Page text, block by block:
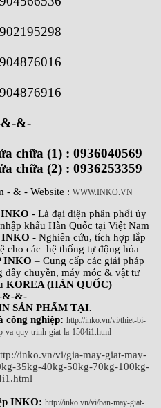
&-
chữa (1) : 0936040569
chữa (2) : 0936253359
- & - Website : WWW.INKO.VN
- Là đại diện phân phối ủy
khẩu Hàn Quốc tại Việt Nam
INKO - Nghiên cứu, tích hợp lắp
cho các hệ thống tự động hóa
INKO – Cung cấp các giải pháp
dây chuyền, máy móc & vật tư
KOREA (HÀN QUỐC)
&-&-
SẢN PHẨM TẠI.
công nghiệp: http://inko.vn/vi/thiet-bi-
va-quy-trinh-giat-la-1504i1.html
inko.vn/vi/gia-may-giat-may-
35kg-40kg-50kg-70kg-100kg-
INKO: http://inko.vn/vi/ban-may-giat-